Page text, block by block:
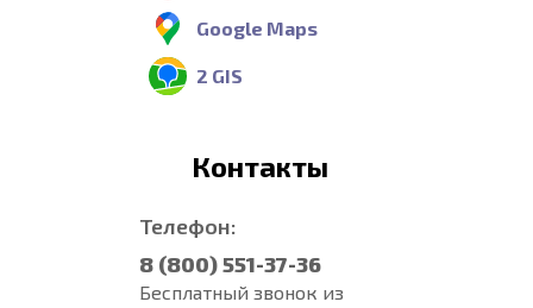
Google Maps
2 GIS
Контакты
Телефон:
8 (800) 551-37-36
Бесплатный звонок из